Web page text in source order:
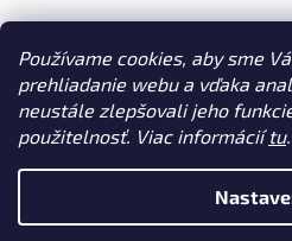
Používame cookies, aby sme
prehliadanie webu a vďaka
neustále zlepšovali jeho
použitelnosť. Viac informáciítu.
Facebook